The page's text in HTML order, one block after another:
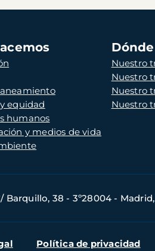
equidad
humanos
y medios de vida
Nuestro
Nuestro
Nuestro
Nuestro
Barquillo, 38 - 3º28004 -
Política de privacidad